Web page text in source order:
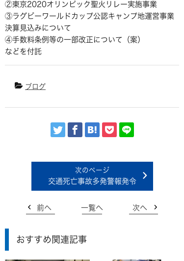
②東京2020オリンピック聖火リレー実施事業
③ラグビーワールドカップ公認キャンプ地運営事業
決算見込みについて
④手数料条例等の一部改正について（案）
などを付託
ブログ
交通死亡事故多発警報発令
前へ 一覧へ 次へ
おすすめ関連記事